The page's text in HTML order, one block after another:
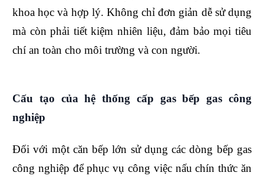
khoa học và hợp lý. Không chỉ đơn giản dễ sử dụng
mà còn phải tiết kiệm nhiên liệu, đảm bảo mọi tiêu
chí an toàn cho môi trường và con người.
Cấu tạo của hệ thống cấp gas bếp gas công
nghiệp
Đối với một căn bếp lớn sử dụng các dòng bếp gas
công nghiệp để phục vụ công việc nấu chín thức ăn